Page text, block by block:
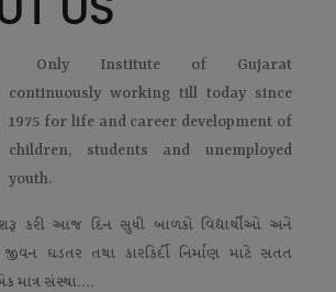
Only Institute of Gujarat
continuously working till today since
1975 for life and career development of
children, students and unemployed
youth.
કરી આજ દિન સુધી બાળકો વિદ્યાર્થીઓ અને
ઘડતર તથા કારકિર્દી નિર્માણ માટે સતત
માત્ર સંસ્થા....